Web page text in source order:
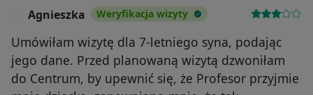
Agnieszka Weryfikacja wizyty
Umówiłam wizytę dla 7-letniego syna, podając
jego dane. Przed planowaną wizytą dzwoniłam
do Centrum, by upewnić się, że Profesor przyjmie